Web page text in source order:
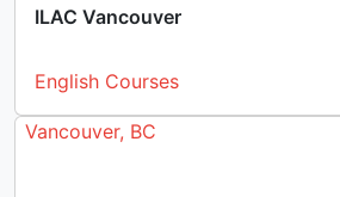
ILAC Vancouver
English Courses
Vancouver, BC